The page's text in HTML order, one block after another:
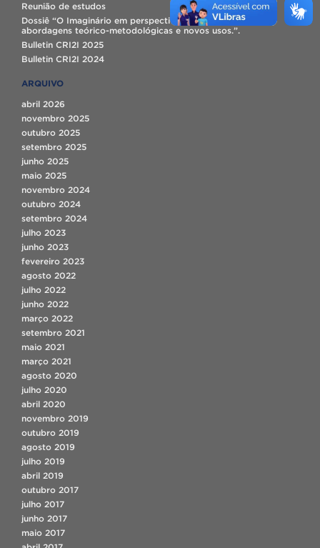
Reunião de estudos
Dossiê “O Imaginário em perspectiva latino-americana:
abordagens teórico-metodológicas e novos usos.”.
Bulletin CRI2I 2025
Bulletin CRI2I 2024
ARQUIVO
abril 2026
novembro 2025
outubro 2025
setembro 2025
junho 2025
maio 2025
novembro 2024
outubro 2024
setembro 2024
julho 2023
junho 2023
fevereiro 2023
agosto 2022
julho 2022
junho 2022
março 2022
setembro 2021
maio 2021
março 2021
agosto 2020
julho 2020
abril 2020
novembro 2019
outubro 2019
agosto 2019
julho 2019
abril 2019
outubro 2017
julho 2017
junho 2017
maio 2017